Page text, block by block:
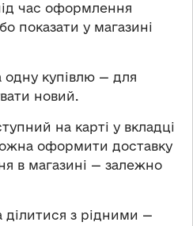
час оформлення
показати у магазині
купівлю — для
новий.
на карті у вкладці
оформити доставку
в магазині — залежно
з рідними —